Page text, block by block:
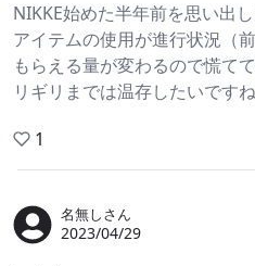
NIKKE始めた半年前を思い出
アイテムの使用が進行状況（
もらえる量が変わるので慌て
リギリまでは温存したいですね
1
名無しさん
2023/04/29